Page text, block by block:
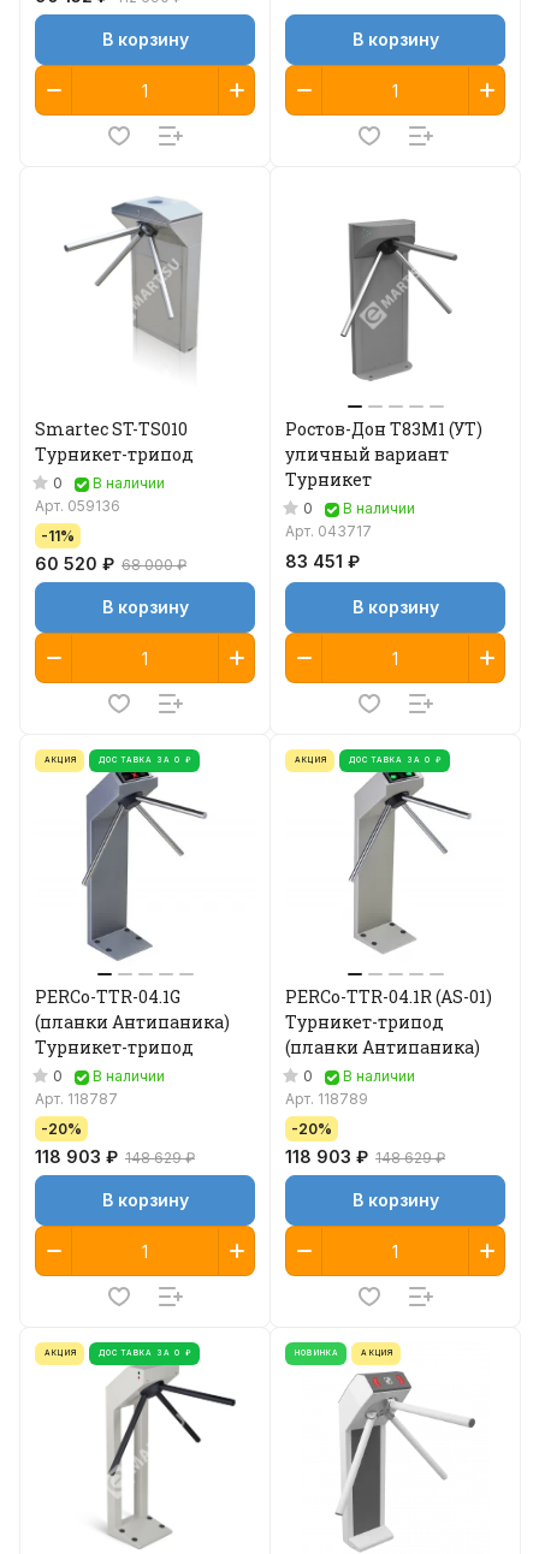
В корзину В корзину
Smartec ST-TS010
Турникет-трипод
0
В наличии
Арт. 059136
-11%
60 520 ₽ 68 000 ₽
В корзину
Ростов-Дон Т83М1 (УТ)
уличный вариант
Турникет
0
В наличии
Арт. 043717
83 451 ₽
В корзину
АКЦИЯ ДОСТАВКА ЗА 0 ₽
PERCo-TTR-04.1G
(планки Антипаника)
Турникет-трипод
0
В наличии
Арт. 118787
-20%
118 903 ₽ 148 629 ₽
В корзину
АКЦИЯ ДОСТАВКА ЗА 0 ₽
PERCo-TTR-04.1R (AS-01)
Турникет-трипод
(планки Антипаника)
0
В наличии
Арт. 118789
-20%
118 903 ₽ 148 629 ₽
В корзину
АКЦИЯ ДОСТАВКА ЗА 0 ₽ НОВИНКА АКЦИЯ